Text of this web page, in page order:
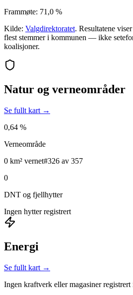
Frammøte: 71,0 %
Kilde: Valgdirektoratet. Resultatene
flest stemmer i kommunen — ikke
koalisjoner.
Natur og verneområder
Se fullt kart →
0,64 %
Verneområde
0 km² vernet#326 av 357
0
DNT og fjellhytter
Ingen hytter registrert
Energi
Se fullt kart →
Ingen kraftverk eller magasiner